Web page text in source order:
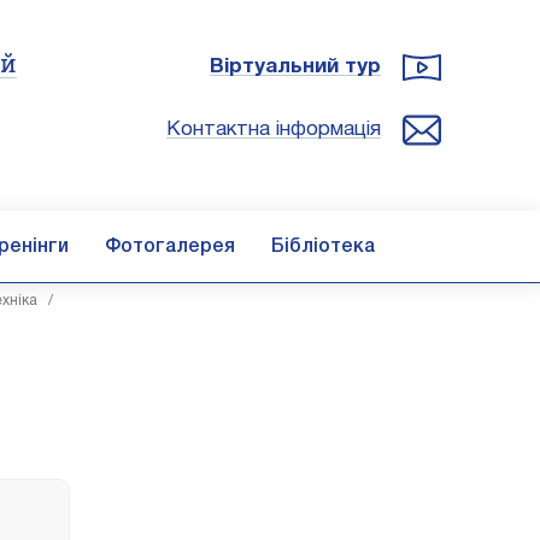
Віртуальний тур
Контактна інформація
Фотогалерея Бібліотека
/